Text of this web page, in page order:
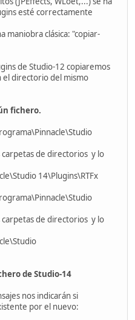
esté correctamente
maniobra clásica: "copiar-
de Studio-12 copiaremos
el directorio del mismo
fichero.
de directorios y lo
14\Plugins\RTFx
de directorios y lo
de Studio-14
nos indicarán si
por el nuevo: